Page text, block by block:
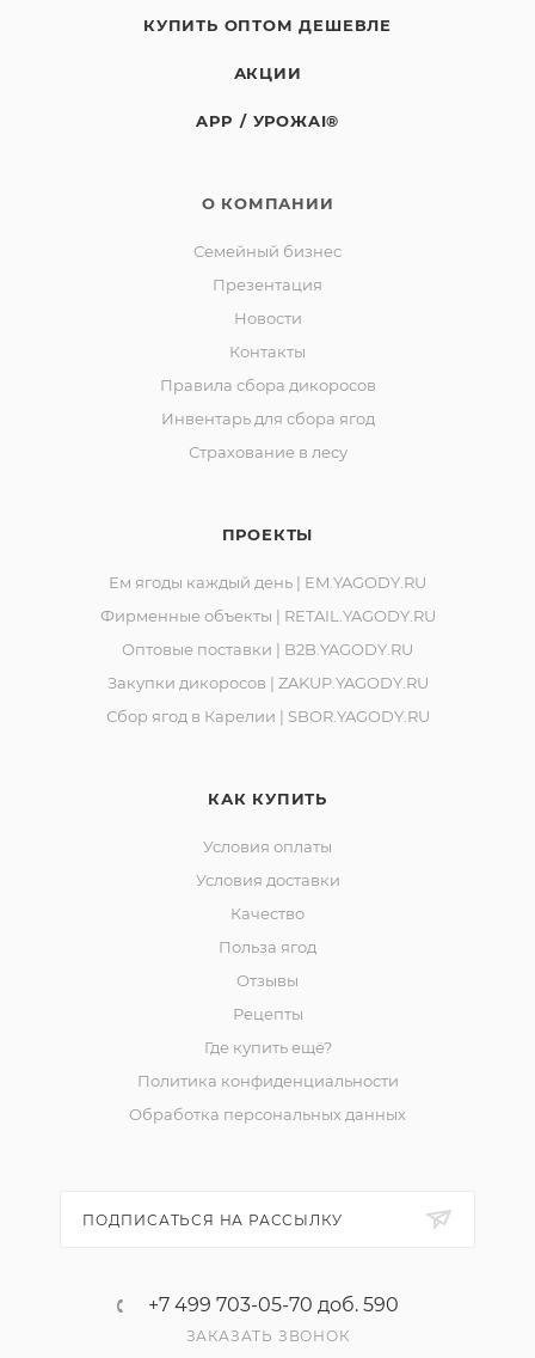
Лопухинка, ул. Советская, д. 1, корп. А, пом. 2.
Адрес производства: 186930, Российская Федерация,
Горняков, район базы «Торос»
КУПИТЬ ОПТОМ ДЕШЕВЛЕ
АКЦИИ
APP / УРОЖAI®
О КОМПАНИИ
Семейный бизнес
Презентация
Новости
Контакты
Правила сбора дикоросов
Инвентарь для сбора ягод
Страхование в лесу
ПРОЕКТЫ
Ем ягоды каждый день | EM.YAGODY.RU
Фирменные объекты | RETAIL.YAGODY.RU
Оптовые поставки | B2B.YAGODY.RU
Закупки дикоросов | ZAKUP.YAGODY.RU
Сбор ягод в Карелии | SBOR.YAGODY.RU
КАК КУПИТЬ
Условия оплаты
Условия доставки
Качество
Польза ягод
Отзывы
Рецепты
Где купить ещё?
Политика конфиденциальности
Обработка персональных данных
ПОДПИСАТЬСЯ НА РАССЫЛКУ
+7 499 703-05-70 доб. 590
ЗАКАЗАТЬ ЗВОНОК